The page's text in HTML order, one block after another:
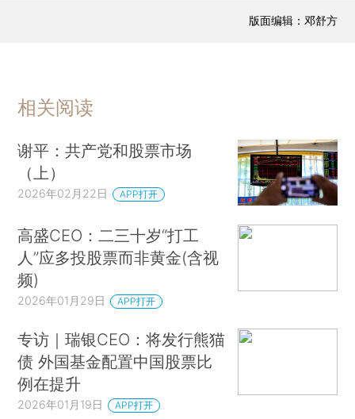
版面编辑：邓舒方
相关阅读
谢平：共产党和股票市场
（上）
2026年02月22日 APP打开
高盛CEO：二三十岁“打工
人”应多投股票而非黄金(含视
频)
2026年01月29日 APP打开
专访｜瑞银CEO：将发行熊猫
债 外国基金配置中国股票比
例在提升
2026年01月19日 APP打开